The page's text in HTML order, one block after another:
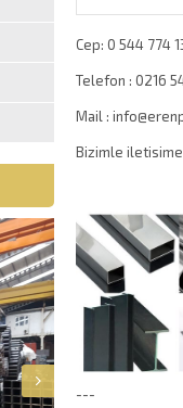
Cep: 0 544 774
Telefon : 0216
Mail :
Bizimle
---